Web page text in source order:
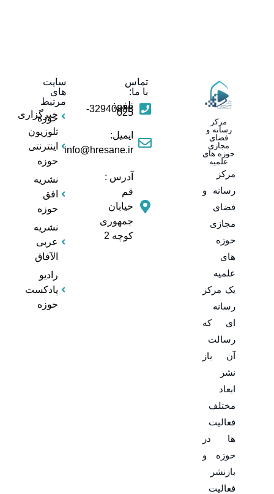
مرکز
رسانه و
فضای
مجازی
حوزه های
علمیه
مرکز
رسانه و
فضای
مجازی
حوزه
های
علمیه
یک مرکز
رسانه
ای که
رسالت
آن باز
نشر
ابعاد
مختلف
فعالیت
ها در
حوزه و
بازنشر
فعالیت
تماس
با ما:
تلفن:
32940838- 025
ایمیل:
info@hresane.ir
آدرس :
قم
خیابان
جمهوری
کوچه 2
سایت
های
مرتبط
خبرگزاری
حوزه
تلوزیون
اینترنتی
حوزه
نشریه
افق
حوزه
نشریه
عربی
الآفاق
رادیو
پادکست
حوزه